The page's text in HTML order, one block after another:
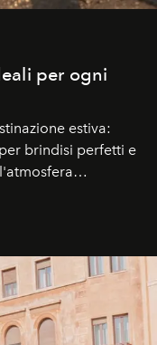
per ogni
estiva:
brindisi perfetti e